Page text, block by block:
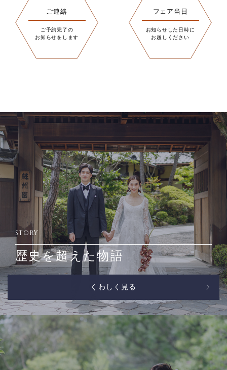
ご連絡
ご予約完了の
お知らせをします
フェア当日
お知らせした日時に
お越しください
STORY
歴史を超えた物語
くわしく見る